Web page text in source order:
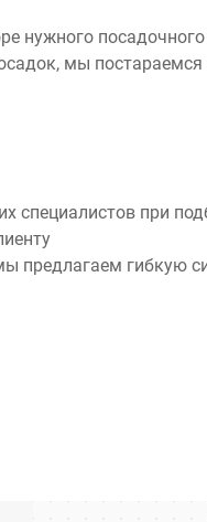
нужного
мы
специалистов при
предлагаем гибкую